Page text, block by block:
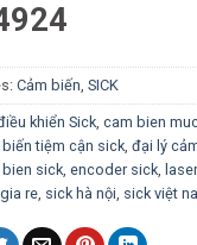
Cảm biến ,SICK
khiển Sick ,cam bien
tiệm cận sick ,đại lý
sick ,encoder sick
re sick hà nội sick việt